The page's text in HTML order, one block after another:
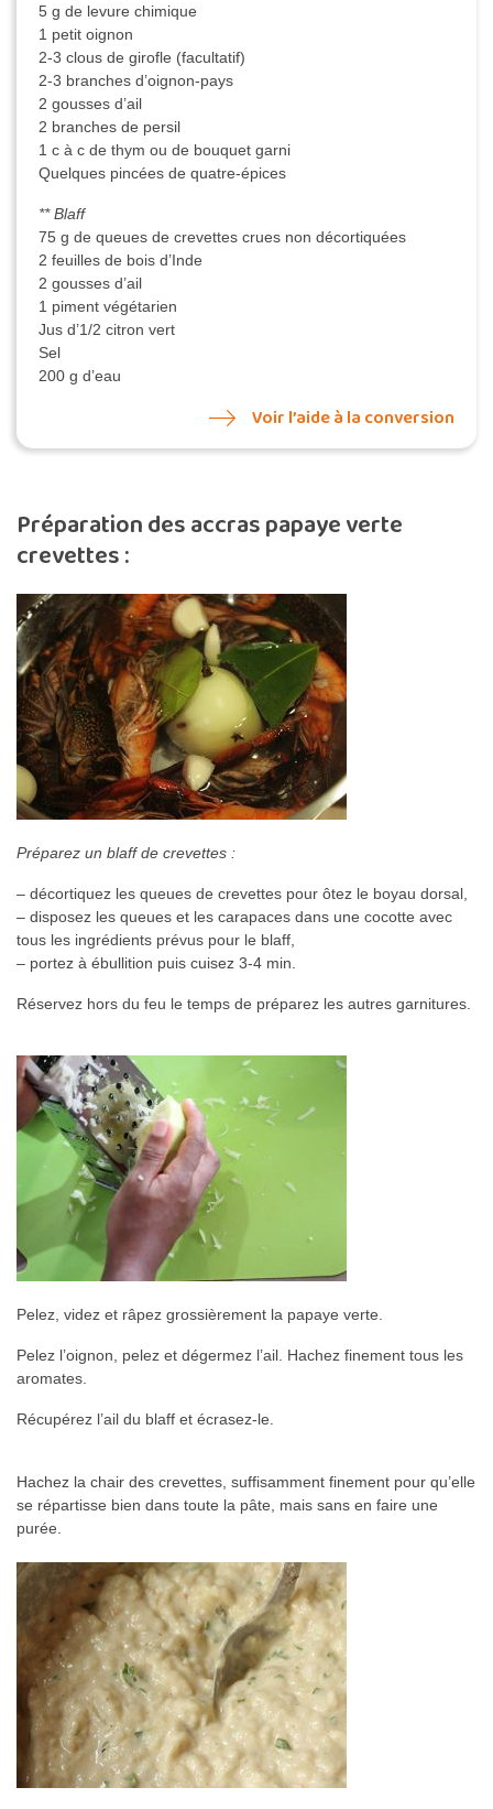
5 g de levure chimique
1 petit oignon
2-3 clous de girofle (facultatif)
2-3 branches d’oignon-pays
2 gousses d’ail
2 branches de persil
1 c à c de thym ou de bouquet garni
Quelques pincées de quatre-épices
** Blaff
75 g de queues de crevettes crues non décortiquées
2 feuilles de bois d’Inde
2 gousses d’ail
1 piment végétarien
Jus d’1/2 citron vert
Sel
200 g d’eau
Voir l’aide à la conversion
Préparation des accras papaye verte
crevettes :
Préparez un blaff de crevettes :
– décortiquez les queues de crevettes pour ôtez le boyau dorsal,
– disposez les queues et les carapaces dans une cocotte avec
tous les ingrédients prévus pour le blaff,
– portez à ébullition puis cuisez 3-4 min.
Réservez hors du feu le temps de préparez les autres garnitures.
Pelez, videz et râpez grossièrement la papaye verte.
Pelez l’oignon, pelez et dégermez l’ail. Hachez finement tous les
aromates.
Récupérez l’ail du blaff et écrasez-le.
Hachez la chair des crevettes, suffisamment finement pour qu’elle
se répartisse bien dans toute la pâte, mais sans en faire une
purée.